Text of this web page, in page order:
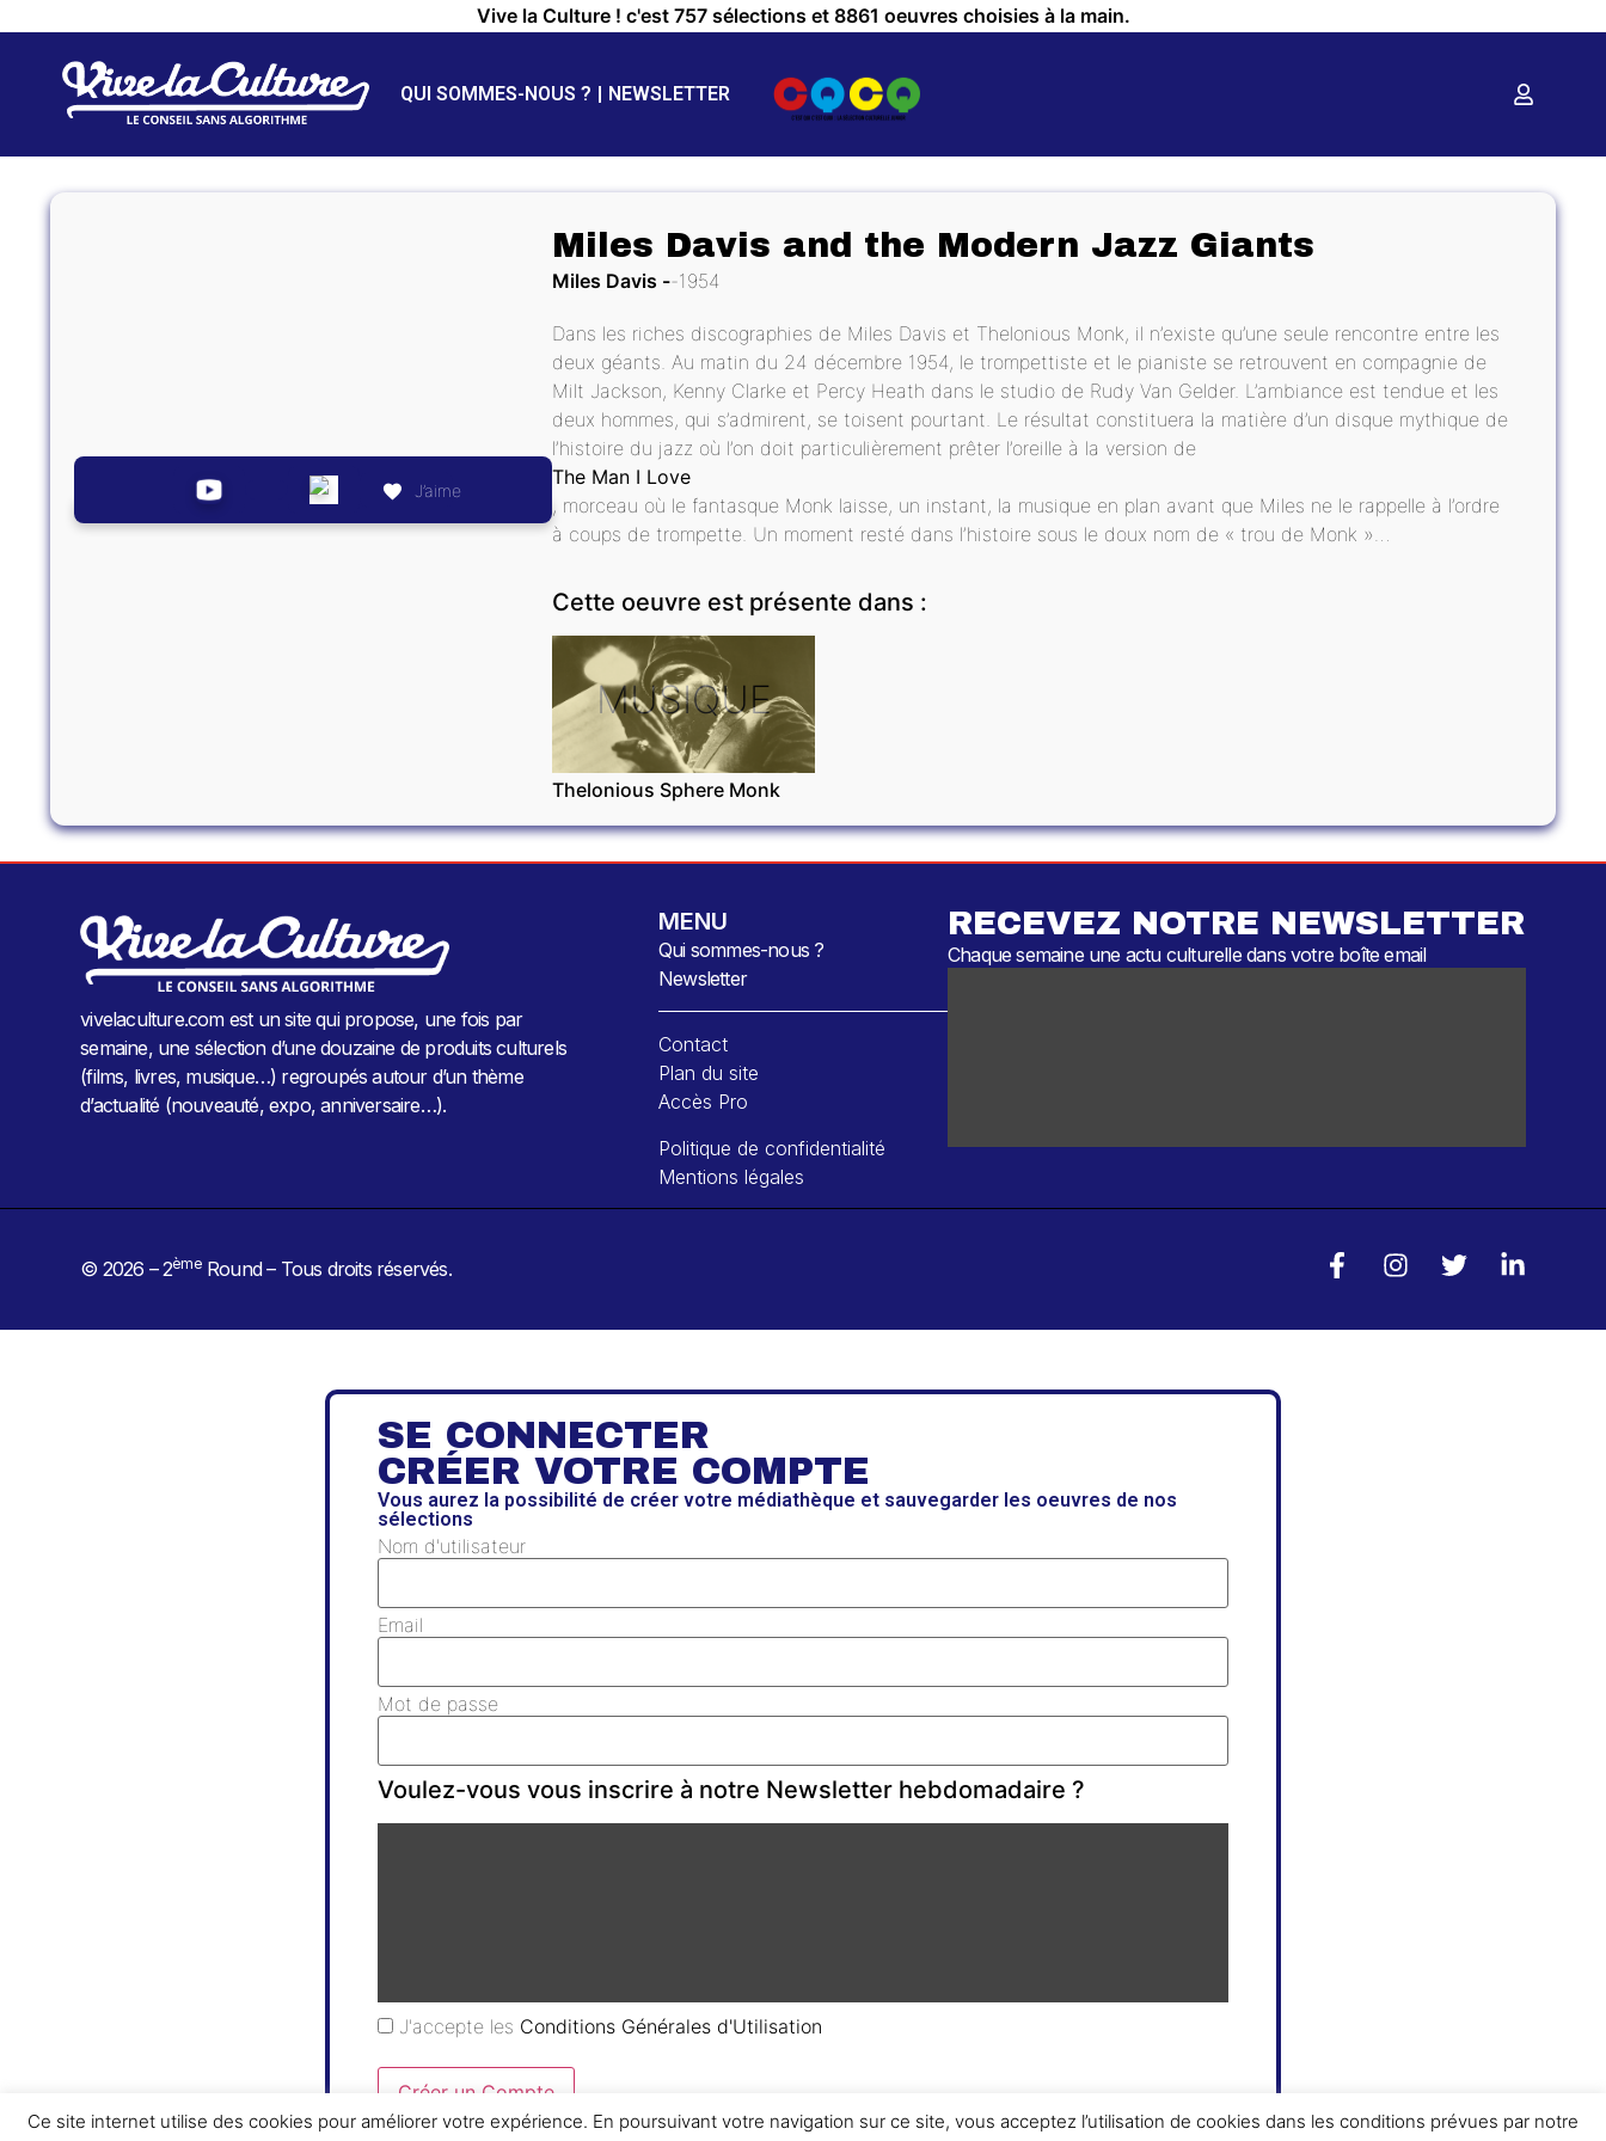
Vive la Culture ! c'est 757 sélections et 8861 oeuvres choisies à la main.
QUI SOMMES-NOUS ? NEWSLETTER
J’aime
Miles Davis and the Modern Jazz Giants
Miles Davis 1954
Dans les riches discographies de Miles Davis et Thelonious Monk, il n’existe qu’une seule rencontre entre les
deux géants. Au matin du 24 décembre 1954, le trompettiste et le pianiste se retrouvent en compagnie de
Milt Jackson, Kenny Clarke et Percy Heath dans le studio de Rudy Van Gelder. L’ambiance est tendue et les
deux hommes, qui s’admirent, se toisent pourtant. Le résultat constituera la matière d’un disque mythique de
l’histoire du jazz où l’on doit particulièrement prêter l’oreille à la version de
The Man I Love
, morceau où le fantasque Monk laisse, un instant, la musique en plan avant que Miles ne le rappelle à l’ordre
à coups de trompette. Un moment resté dans l’histoire sous le doux nom de « trou de Monk »…
Cette oeuvre est présente dans :
MUSIQUE
Thelonious Sphere Monk
vivelaculture.com est un site qui propose, une fois par
semaine, une sélection d’une douzaine de produits culturels
(films, livres, musique…) regroupés autour d’un thème
d’actualité (nouveauté, expo, anniversaire…).
MENU
Qui sommes-nous ?
Newsletter
Contact
Plan du site
Accès Pro
Politique de confidentialité
Mentions légales
RECEVEZ NOTRE NEWSLETTER
Chaque semaine une actu culturelle dans votre boîte email
© 2026 – 2èmeRound – Tous droits réservés.
Ce site internet utilise des cookies pour améliorer votre expérience. En poursuivant votre navigation sur ce site, vous acceptez l’utilisation de cookies dans les conditions prévues par notre
SE CONNECTER
CRÉER VOTRE COMPTE
Vous aurez la possibilité de créer votre médiathèque et sauvegarder les oeuvres de nos
sélections
Nom d'utilisateur
Email
Mot de passe
Voulez-vous vous inscrire à notre Newsletter hebdomadaire ?
J'accepte les Conditions Générales d'Utilisation
Créer un Compte